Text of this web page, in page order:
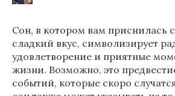
Сон, в котором вам приснилась
сладкий вкус, символизирует
удовлетворение и приятные
жизни. Возможно, это
событий, которые скоро